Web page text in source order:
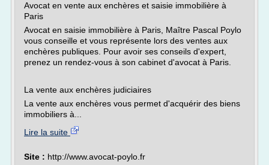
Avocat en vente aux enchères et saisie immobilière à
Paris
Avocat en saisie immobilière à Paris, Maître Pascal Poylo
vous conseille et vous représente lors des ventes aux
enchères publiques. Pour avoir ses conseils d'expert,
prenez un rendez-vous à son cabinet d'avocat à Paris.
La vente aux enchères judiciaires
La vente aux enchères vous permet d'acquérir des biens
immobiliers à...
Lire la suite
Site : http://www.avocat-poylo.fr